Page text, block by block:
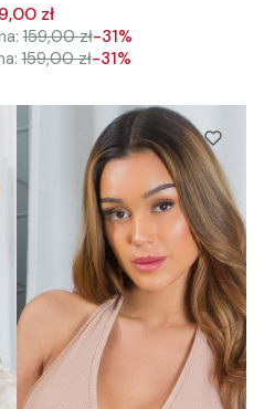
zł
159,00 zł-31%
159,00 zł-31%